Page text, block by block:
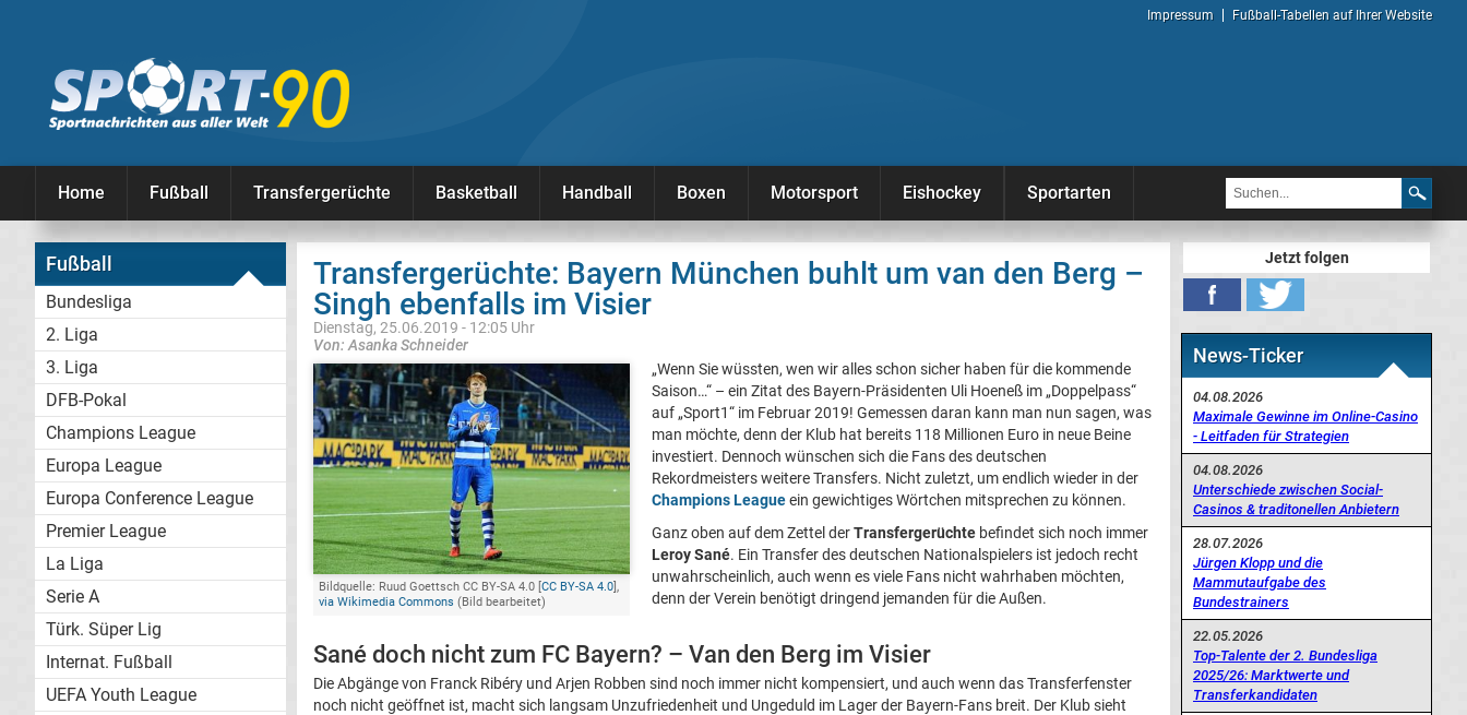
Impressum Fußball-Tabellen auf Ihrer Website
Home Fußball Transfergerüchte Basketball Handball Boxen Motorsport Eishockey Sportarten
Fußball
Bundesliga
2. Liga
3. Liga
DFB-Pokal
Champions League
Europa League
Europa Conference League
Premier League
La Liga
Serie A
Türk. Süper Lig
Internat. Fußball
UEFA Youth League
Transfergerüchte: Bayern München buhlt um van den Berg –
Singh ebenfalls im Visier
Dienstag, 25.06.2019 - 12:05 Uhr
Von: Asanka Schneider
Bildquelle: Ruud Goettsch CC BY-SA 4.0 [CC BY-SA 4.0],
via Wikimedia Commons (Bild bearbeitet)
„Wenn Sie wüssten, wen wir alles schon sicher haben für die kommende
Saison…“ – ein Zitat des Bayern-Präsidenten Uli Hoeneß im „Doppelpass“
auf „Sport1“ im Februar 2019! Gemessen daran kann man nun sagen, was
man möchte, denn der Klub hat bereits 118 Millionen Euro in neue Beine
investiert. Dennoch wünschen sich die Fans des deutschen
Rekordmeisters weitere Transfers. Nicht zuletzt, um endlich wieder in der
Champions Leagueein gewichtiges Wörtchen mitsprechen zu können.
Ganz oben auf dem Zettel derTransfergerüchte befindet sich noch immer
Leroy Sané. Ein Transfer des deutschen Nationalspielers ist jedoch recht
unwahrscheinlich, auch wenn es viele Fans nicht wahrhaben möchten,
denn der Verein benötigt dringend jemanden für die Außen.
Sané doch nicht zum FC Bayern? – Van den Berg im Visier
Die Abgänge von Franck Ribéry und Arjen Robben sind noch immer nicht kompensiert, und auch wenn das Transferfenster
noch nicht geöffnet ist, macht sich langsam Unzufriedenheit und Ungeduld im Lager der Bayern-Fans breit. Der Klub sieht
Jetzt folgen
News-Ticker
04.08.2026
Maximale Gewinne im Online-Casino
- Leitfaden für Strategien
04.08.2026
Unterschiede zwischen Social-
Casinos & traditonellen Anbietern
28.07.2026
Jürgen Klopp und die
Mammutaufgabe des
Bundestrainers
22.05.2026
Top-Talente der 2. Bundesliga
2025/26: Marktwerte und
Transferkandidaten